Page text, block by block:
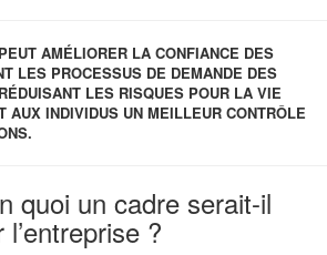
AMÉLIORER LA CONFIANCE DES
LES PROCESSUS DE DEMANDE DES
LES RISQUES POUR LA VIE
AUX INDIVIDUS UN MEILLEUR CONTRÔLE
quoi un cadre serait-il
?